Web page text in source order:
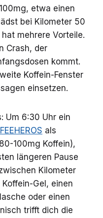
etwa einen
bei Kilometer 50
mehrere Vorteile.
Crash, der
kommt.
Koffein-Fenster
einsetzen.
Um 6:30 Uhr ein
als
100mg Koffein),
längeren Pause
Kilometer
Gel, einen
oder einen
trifft dich die